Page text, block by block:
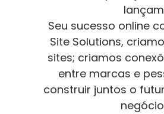
Seu sucesso online
Site Solutions,
sites; criamos
entre marcas e
construir juntos o